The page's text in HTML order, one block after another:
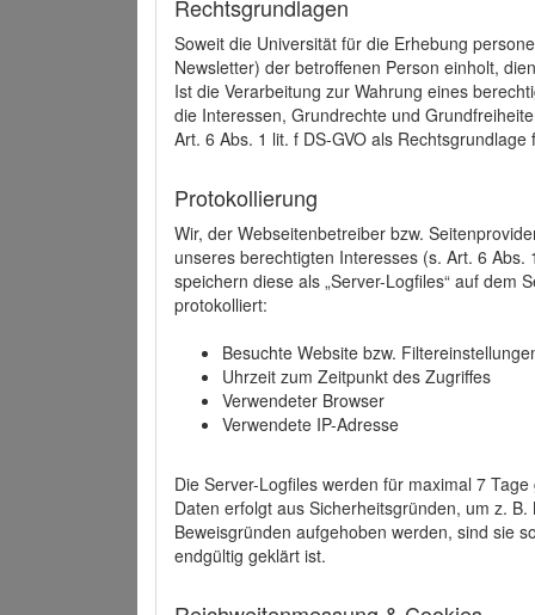
Rechtsgrundlagen
Soweit die Universität für die Erhebung
Newsletter) der betroffenen Person einholt,
Ist die Verarbeitung zur Wahrung eines
die Interessen, Grundrechte und
Art. 6 Abs. 1 lit. f DS-GVO als
Protokollierung
Wir, der Webseitenbetreiber bzw.
unseres berechtigten Interesses (s. Art. 6
speichern diese als „Server-Logfiles“ auf dem
protokolliert:
Besuchte Website bzw.
Uhrzeit zum Zeitpunkt des Zugriffes
Verwendeter Browser
Verwendete IP-Adresse
Die Server-Logfiles werden für maximal 7
Daten erfolgt aus Sicherheitsgründen, um z.
Beweisgründen aufgehoben werden, sind sie
endgültig geklärt ist.